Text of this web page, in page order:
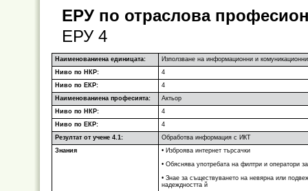
ЕРУ по отраслова
ЕРУ 4
Наименованиена единицата:
Използване на информационни и
Ниво по НКР:
4
Ниво по ЕКР:
4
Наименованиена професията:
Актьор
Ниво по НКР:
4
Ниво по ЕКР:
4
Резултат от учене 4.1:
Обработва информация с ИКТ
Знания
• Изброява интернет търсачки
• Обяснява употребата на филтри и оператори
• Знае за съществуването на невярна или
надеждността й